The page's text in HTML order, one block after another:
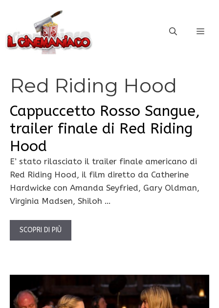
contenuto
Red Riding Hood
Cappuccetto Rosso Sangue,
trailer finale di Red Riding
Hood
E’ stato rilasciato il trailer finale americano di
Red Riding Hood, il film diretto da Catherine
Hardwicke con Amanda Seyfried, Gary Oldman,
Virginia Madsen, Shiloh …
SCOPRI DI PIÙ